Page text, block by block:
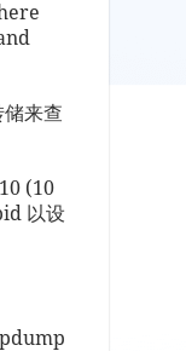
来查
(10
以设